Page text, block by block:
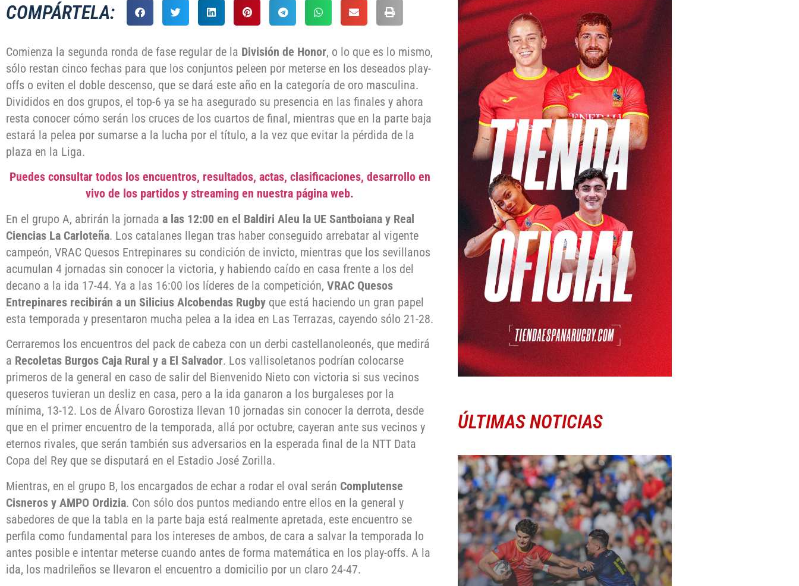
COMPÁRTELA:
Comienza la segunda ronda de fase regular de la División de Honor, o lo que es lo mismo,
sólo restan cinco fechas para que los conjuntos peleen por meterse en los deseados play-
offs o eviten el doble descenso, que se dará este año en la categoría de oro masculina.
Divididos en dos grupos, el top-6 ya se ha asegurado su presencia en las finales y ahora
resta conocer cómo serán los cruces de los cuartos de final, mientras que en la parte baja
estará la pelea por sumarse a la lucha por el título, a la vez que evitar la pérdida de la
plaza en la Liga.
Puedes consultar todos los encuentros, resultados, actas, clasificaciones, desarrollo en
vivo de los partidos y streaming en nuestra página web.
En el grupo A, abrirán la jornada a las 12:00 en el Baldiri Aleu la UE Santboiana y Real
Ciencias La Carloteña. Los catalanes llegan tras haber conseguido arrebatar al vigente
campeón, VRAC Quesos Entrepinares su condición de invicto, mientras que los sevillanos
acumulan 4 jornadas sin conocer la victoria, y habiendo caído en casa frente a los del
decano a la ida 17-44. Ya a las 16:00 los líderes de la competición, VRAC Quesos
Entrepinares recibirán a un Silicius Alcobendas Rugby que está haciendo un gran papel
esta temporada y presentaron mucha pelea a la idea en Las Terrazas, cayendo sólo 21-28.
Cerraremos los encuentros del pack de cabeza con un derbi castellanoleonés, que medirá
a Recoletas Burgos Caja Rural y a El Salvador. Los vallisoletanos podrían colocarse
primeros de la general en caso de salir del Bienvenido Nieto con victoria si sus vecinos
queseros tuvieran un desliz en casa, pero a la ida ganaron a los burgaleses por la
mínima, 13-12. Los de Álvaro Gorostiza llevan 10 jornadas sin conocer la derrota, desde
que en el primer encuentro de la temporada, allá por octubre, cayeran ante sus vecinos y
eternos rivales, que serán también sus adversarios en la esperada final de la NTT Data
Copa del Rey que se disputará en el Estadio José Zorilla.
Mientras, en el grupo B, los encargados de echar a rodar el oval serán Complutense
Cisneros y AMPO Ordizia. Con sólo dos puntos mediando entre ellos en la general y
sabedores de que la tabla en la parte baja está realmente apretada, este encuentro se
perfila como fundamental para los intereses de ambos, de cara a salvar la temporada lo
antes posible e intentar meterse cuando antes de forma matemática en los play-offs. A la
ida, los madrileños se llevaron el encuentro a domicilio por un claro 24-47.
ÚLTIMAS NOTICIAS